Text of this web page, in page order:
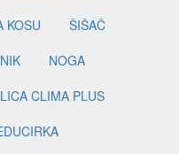
KOSU
ŠIŠAČ
NOGA
CLIMA PLUS